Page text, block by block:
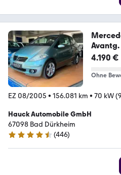
4.190 €
Ohne
EZ 08/2005 • 156.081 km • 70 kW
Hauck Automobile GmbH
67098 Bad Dürkheim
4.4 Sterne
(446)